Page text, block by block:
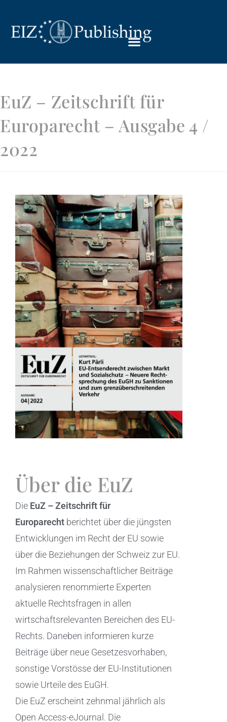
EuZ – Zeitschrift für
Europarecht – Ausgabe 4 /
2022
Über die EuZ
Die EuZ – Zeitschrift für
Europarecht berichtet über die jüngsten
Entwicklungen im Recht der EU sowie
über die Beziehungen der Schweiz zur EU.
Im Rahmen wissenschaftlicher Beiträge
analysieren renommierte Experten
aktuelle Rechtsfragen in allen
wirtschaftsrelevanten Bereichen des EU-
Rechts. Daneben informieren kurze
Beiträge über neue Gesetzesvorhaben,
sonstige Vorstösse der EU-Institutionen
sowie Urteile des EuGH.
Die EuZ erscheint zehnmal jährlich als
Open Access-eJournal. Die